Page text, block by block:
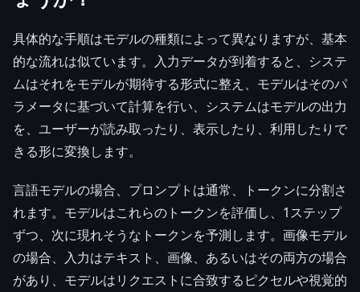
具体的な手順はモデルの種類によって異なりますが、基本
的な流れは似ています。入力データが到着すると、システ
ムはそれをモデルが期待する形式に整え、モデルはそのパ
ラメータに基づいて計算を行い、システムはモデルの出力
を、ユーザーが読み取ったり、表示したり、利用したりで
きる形に変換します。
言語モデルの場合、プロンプトは通常、トークンに分割さ
れます。モデルはこれらのトークンを評価し、1ステップ
ずつ、次に現れそうなトークンを予測します。画像モデル
の場合、入力はテキスト、画像、あるいはその両方の場合
があり、モデルはリクエストに合致するピクセルや視覚的